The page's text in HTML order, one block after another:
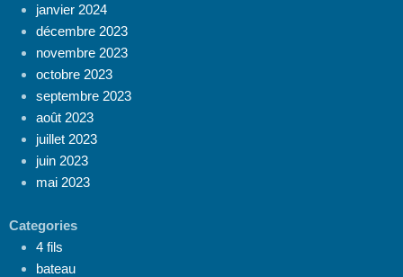
janvier 2024
décembre 2023
novembre 2023
octobre 2023
septembre 2023
août 2023
juillet 2023
juin 2023
mai 2023
Categories
4 fils
bateau